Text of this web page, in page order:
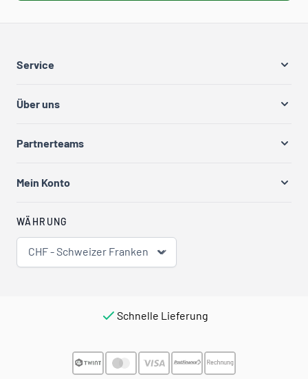
Service
Über uns
Partnerteams
Mein Konto
WÄHRUNG
CHF - Schweizer Franken
Schnelle Lieferung